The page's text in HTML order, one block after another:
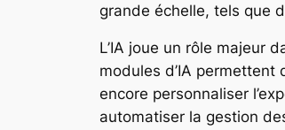
grande échelle, tels que
L’IA joue un rôle majeur
modules d’IA
encore personnaliser
automatiser la gestion